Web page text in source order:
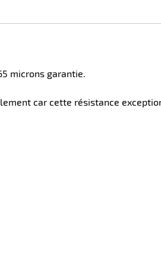
microns garantie.
car cette résistance